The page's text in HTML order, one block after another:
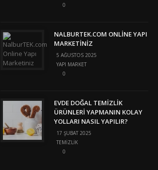
0
NALBURTEK.COM ONLINE YAPI
MARKETINIZ
5 AĞUSTOS 2025
YAPI MARKET
0
EVDE DOĞAL TEMIZLIK
ÜRÜNLERI YAPMANIN KOLAY
YOLLARI NASIL YAPILIR?
17 ŞUBAT 2025
TEMIZLIK
0